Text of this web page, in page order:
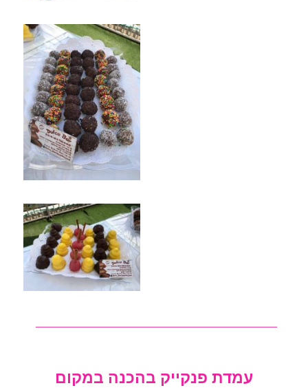
עמדת פנקייק בהכנה במקום